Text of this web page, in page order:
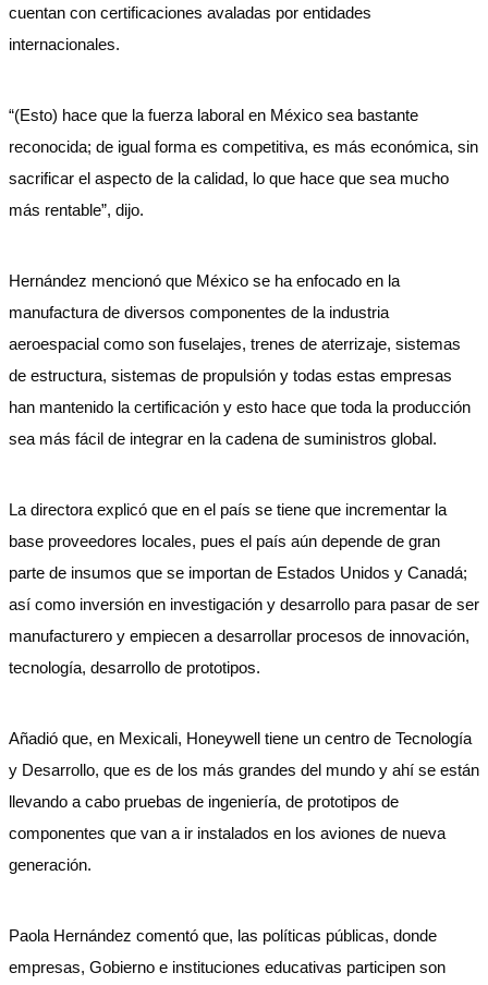
cuentan con certificaciones avaladas por entidades
internacionales.
“(Esto) hace que la fuerza laboral en México sea bastante
reconocida; de igual forma es competitiva, es más económica, sin
sacrificar el aspecto de la calidad, lo que hace que sea mucho
más rentable”, dijo.
Hernández mencionó que México se ha enfocado en la
manufactura de diversos componentes de la industria
aeroespacial como son fuselajes, trenes de aterrizaje, sistemas
de estructura, sistemas de propulsión y todas estas empresas
han mantenido la certificación y esto hace que toda la producción
sea más fácil de integrar en la cadena de suministros global.
La directora explicó que en el país se tiene que incrementar la
base proveedores locales, pues el país aún depende de gran
parte de insumos que se importan de Estados Unidos y Canadá;
así como inversión en investigación y desarrollo para pasar de ser
manufacturero y empiecen a desarrollar procesos de innovación,
tecnología, desarrollo de prototipos.
Añadió que, en Mexicali, Honeywell tiene un centro de Tecnología
y Desarrollo, que es de los más grandes del mundo y ahí se están
llevando a cabo pruebas de ingeniería, de prototipos de
componentes que van a ir instalados en los aviones de nueva
generación.
Paola Hernández comentó que, las políticas públicas, donde
empresas, Gobierno e instituciones educativas participen son